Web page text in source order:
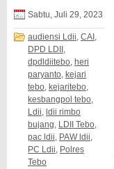
Sabtu, Juli 29, 2023
audiensi Ldii CAI
DPD LDII
dpdldiitebo heri
paryanto kejari
tebo kejaritebo
kesbangpol tebo
Ldii ldii rimbo
bujang LDII Tebo
pac ldii PAW ldii
PC Ldii Polres
Tebo